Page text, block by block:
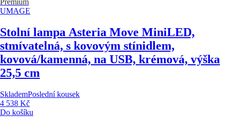
Premium
UMAGE
Stolní lampa Asteria Move MiniLED,
stmívatelná, s kovovým stínidlem,
kovová/kamenná, na USB, krémová, výška
25,5 cm
SklademPoslední kousek
4 538 Kč
Do košíku